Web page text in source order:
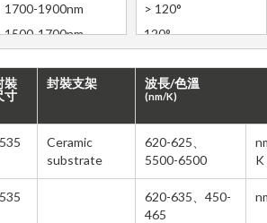
1700-1900nm
1500-1700nm
1100-1300nm
7000-10000k
5300-7000k
> 120°
120°
60°
5°-15°
OEM
ODM
裝
寸
封裝支架 波長/色溫
(nm/K)
Ceramic
substrate
620-625、
5500-6500
K
620-635、450-
465